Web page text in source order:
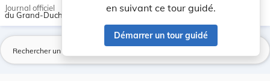
en suivant ce tour guidé.
Démarrer un tour guidé
Journal officiel
du Grand-Duché de Luxembourg